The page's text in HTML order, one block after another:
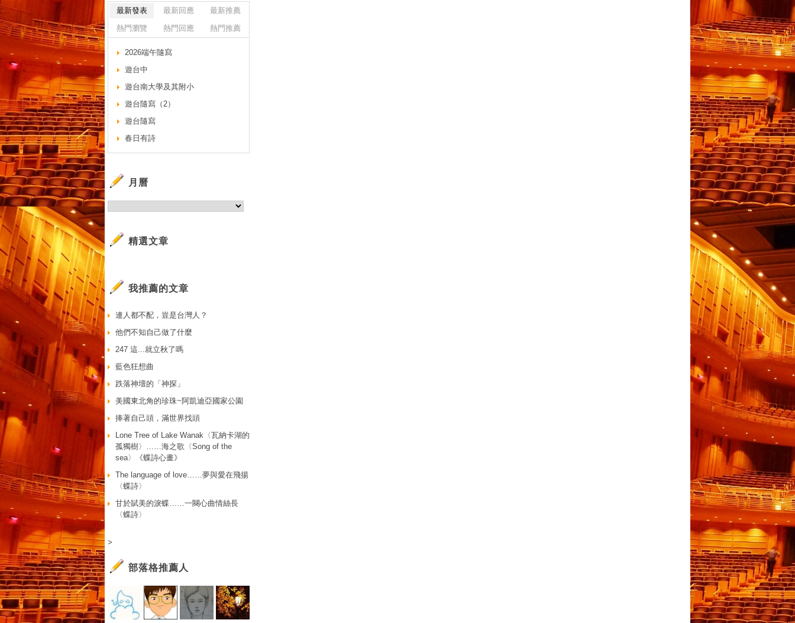
最新發表 最新回應
最新推薦
熱門瀏覽
熱門回應 熱門推薦
2026端午隨寫
遊台中
遊台南大學及其附小
遊台隨寫（2）
遊台隨寫
春日有詩
月曆
精選文章
我推薦的文章
連人都不配，豈是台灣人？
他們不知自己做了什麼
247 這...就立秋了嗎
藍色狂想曲
跌落神壇的「神探」
美國東北角的珍珠~阿凱迪亞國家公園
捧著自己頭，滿世界找頭
Lone Tree of Lake Wanak〈瓦納卡湖的
孤獨樹〉……海之歌〈Song of the
sea〉《蝶詩心畫》
The language of love……夢與愛在飛揚
〈蝶詩〉
甘於賦美的淚蝶……一闋心曲情絲長
〈蝶詩〉
>
部落格推薦人